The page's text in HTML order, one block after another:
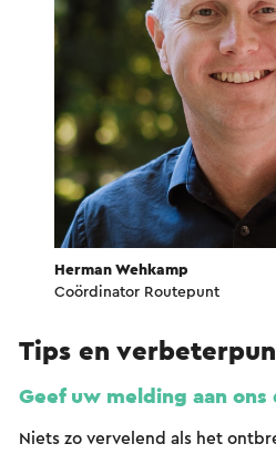
Herman Wehkamp
Coördinator Routepunt
Tips en
Geef uw melding aan ons
Niets zo vervelend als het